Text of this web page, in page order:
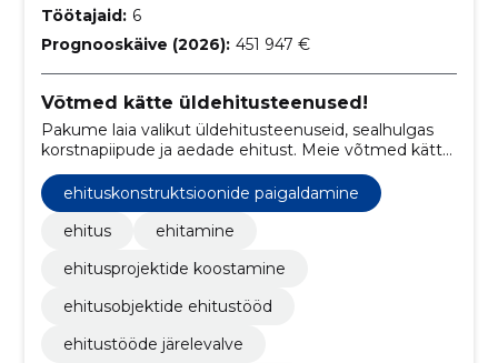
Töötajaid: 6
Prognooskäive (2026): 451 947 €
Võtmed kätte üldehitusteenused!
Pakume laia valikut üldehitusteenuseid, sealhulgas
korstnapiipude ja aedade ehitust. Meie võtmed kätte
ehituskonstruktsioonide paigaldamine
ehitus
ehitamine
ehitusprojektide koostamine
ehitusobjektide ehitustööd
ehitustööde järelevalve